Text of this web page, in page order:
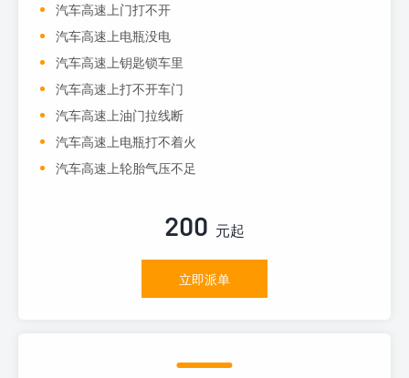
汽车高速上门打不开
汽车高速上电瓶没电
汽车高速上钥匙锁车里
汽车高速上打不开车门
汽车高速上油门拉线断
汽车高速上电瓶打不着火
汽车高速上轮胎气压不足
200 元起
立即派单